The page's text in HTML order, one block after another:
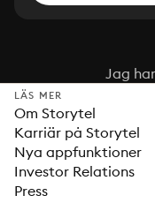
Jag
LÄS MER
Om Storytel
Karriär på Storytel
Nya appfunktioner
Investor Relations
Press